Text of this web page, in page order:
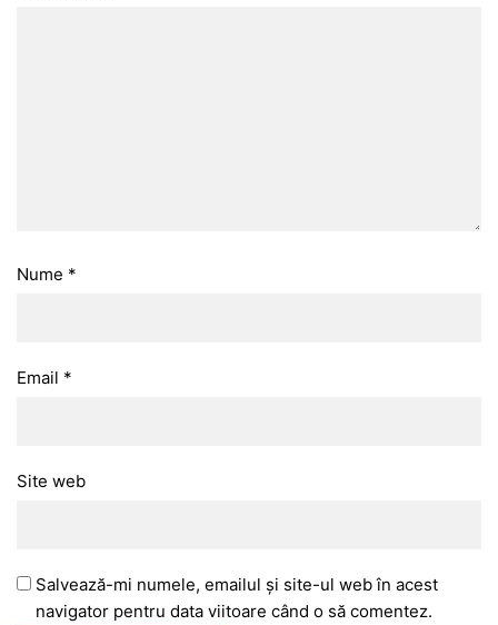
Nume *
Email *
Site web
Salvează-mi numele, emailul și site-ul web în acest
navigator pentru data viitoare când o să comentez.